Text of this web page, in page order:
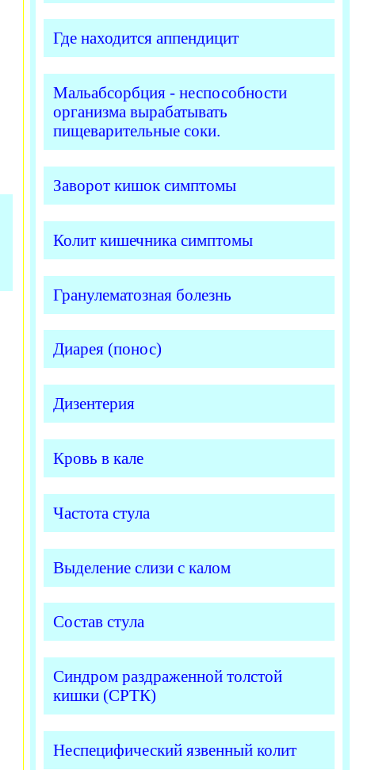
Где находится аппендицит
Мальабсорбция - неспособности
организма вырабатывать
пищеварительные соки.
Заворот кишок симптомы
Колит кишечника симптомы
Гранулематозная болезнь
Диарея (понос)
Дизентерия
Кровь в кале
Частота стула
Выделение слизи с калом
Состав стула
Синдром раздраженной толстой
кишки (СРТК)
Неспецифический язвенный колит